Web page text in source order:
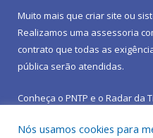
Muito mais que criar site ou
Realizamos uma assessoria
contrato que todas as
pública serão atendidas.
Conheça o PNTP e o Radar da
Nós usamos cookies para